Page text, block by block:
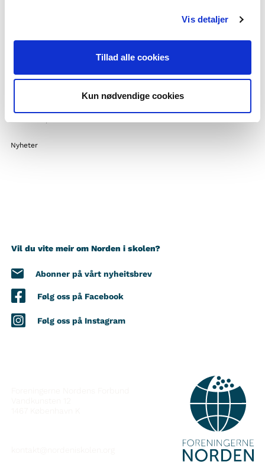
Vis detaljer
Tillad alle cookies
Kun nødvendige cookies
Nordisk samarbeid
Fleire nordiske opplæringsaktørar
Ha praksis hos oss
Privatlivspolitik og GDPR
Nyheter
Vil du vite meir om Norden i skolen?
Abonner på vårt nyheitsbrev
Følg oss på Facebook
Følg oss på Instagram